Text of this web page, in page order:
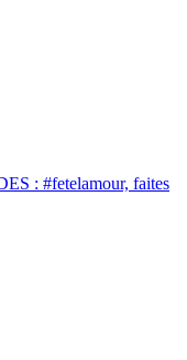
: #fetelamour, faites